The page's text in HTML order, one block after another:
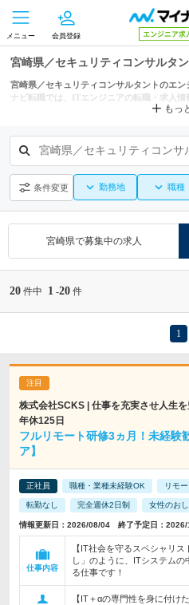
メニュー 会員登録
宮崎県／セキュリティコンサルタ
宮崎県／セキュリティコンサルタントのエ
ナビ転職では、ITエンジニアの転職・求人
もっ
宮崎県／セキュリティコンサ
条件変更 勤務地 職種
宮崎県で募集中の求人
20 件中 1 -20 件
1
株式会社SCKS | 仕事を充実させ人生
年休125日
フルリモート研修3ヵ月！未経験
ア】
正社員 職種・業種未経験OK リモ
転勤なし 完全週休2日制 女性のお
情報更新日：2026/08/04 終了予定日：
仕事内容
【IT社会を守るスペシャリ
し」のように、ITシステムの
る仕事です！
【IT＋αの専門性を身に付